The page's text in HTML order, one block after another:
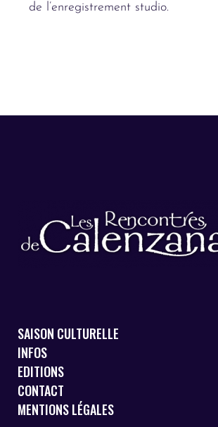
de l’enregistrement studio.
SAISON CULTURELLE
INFOS
EDITIONS
CONTACT
MENTIONS LÉGALES